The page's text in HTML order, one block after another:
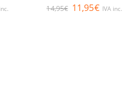
14,95€ 11,95€ IVA inc.